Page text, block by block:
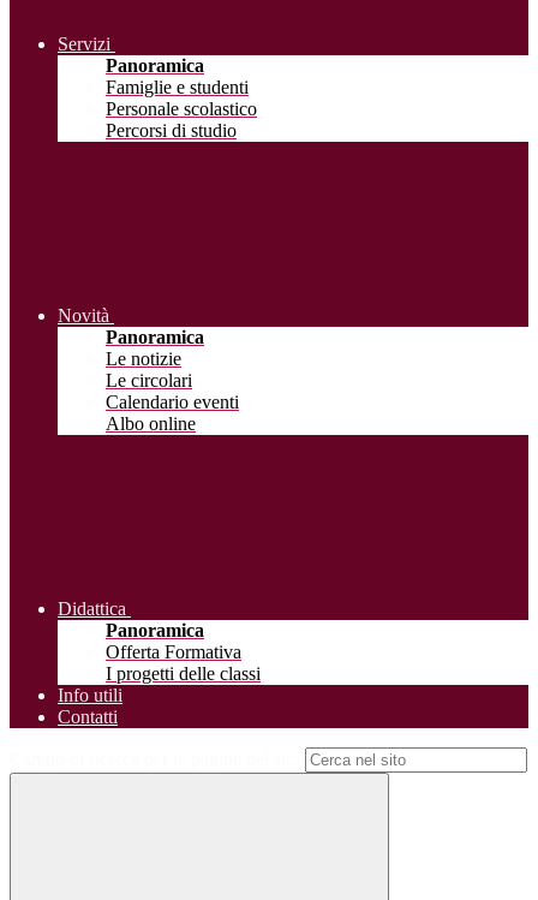
Servizi
Panoramica
Famiglie e studenti
Personale scolastico
Percorsi di studio
Novità
Panoramica
Le notizie
Le circolari
Calendario eventi
Albo online
Didattica
Panoramica
Offerta Formativa
I progetti delle classi
Info utili
Contatti